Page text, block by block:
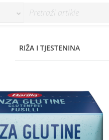
RIŽA I TJESTENINA